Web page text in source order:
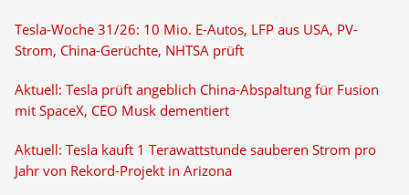
Tesla-Woche 31/26: 10 Mio. E-Autos, LFP aus USA, PV-
Strom, China-Gerüchte, NHTSA prüft
Aktuell: Tesla prüft angeblich China-Abspaltung für Fusion
mit SpaceX, CEO Musk dementiert
Aktuell: Tesla kauft 1 Terawattstunde sauberen Strom pro
Jahr von Rekord-Projekt in Arizona